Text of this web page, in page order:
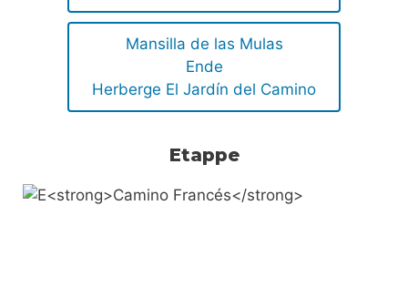
Mansilla de las Mulas
Ende
Herberge El Jardín del Camino
Etappe